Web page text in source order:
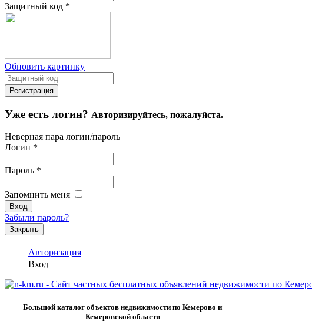
Защитный код *
Обновить картинку
Уже есть логин? Авторизируйтесь, пожалуйста.
Неверная пара логин/пароль
Логин *
Пароль *
Запомнить меня
Забыли пароль?
Закрыть
Авторизация
Вход
Большой каталог объектов недвижимости по Кемерово и
Кемеровской области